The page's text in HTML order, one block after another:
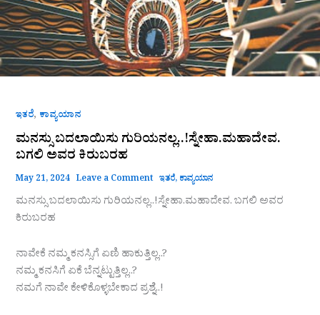
ಇತರೆ, ಕಾವ್ಯಯಾನ
ಮನಸ್ಸು ಬದಲಾಯಿಸು ಗುರಿಯನಲ್ಲ..!ಸ್ನೇಹಾ.ಮಹಾದೇವ.
ಬಗಲಿ ಅವರ ಕಿರುಬರಹ
May 21, 2024 Leave a Comment ಇತರೆ, ಕಾವ್ಯಯಾನ
ಮನಸ್ಸು ಬದಲಾಯಿಸು ಗುರಿಯನಲ್ಲ..!ಸ್ನೇಹಾ.ಮಹಾದೇವ. ಬಗಲಿ ಅವರ
ಕಿರುಬರಹ
ನಾವೇಕೆ ನಮ್ಮ ಕನಸ್ಸಿಗೆ ಏಣಿ ಹಾಕುತ್ತಿಲ್ಲ..?
ನಮ್ಮ ಕನಸಿಗೆ ಏಕೆ ಬೆನ್ನಟ್ಟುತ್ತಿಲ್ಲ..?
ನಮಗೆ ನಾವೇ ಕೇಳಿಕೊಳ್ಳಬೇಕಾದ ಪ್ರಶ್ನೆ..!